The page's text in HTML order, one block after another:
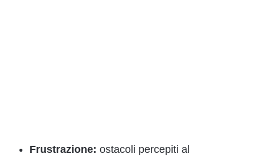
Frustrazione: ostacoli percepiti al